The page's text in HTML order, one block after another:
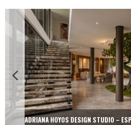
ADRIANA HOYOS DESIGN STUDIO –